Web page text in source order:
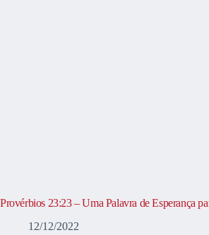
Provérbios 23:23 – Uma Palavra de Esperança
12/12/2022